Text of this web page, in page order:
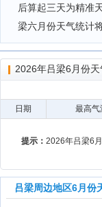
后算起三天为精准
梁六月份天气统计
2026年吕梁6月份
日期
最高气
提示： 2026年吕梁6
吕梁周边地区6月份